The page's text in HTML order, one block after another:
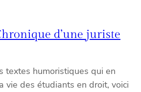
d’une juriste
textes humoristiques qui en
vie des étudiants en droit, voici